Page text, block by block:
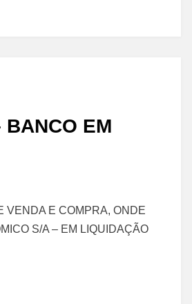
BANCO EM
VENDA E COMPRA, ONDE
S/A – EM LIQUIDAÇÃO